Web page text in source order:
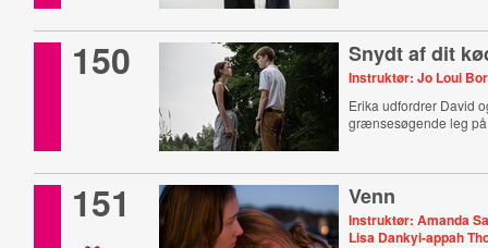
150 Snydt af dit
Instruktør: Jo Loui
Erika udfordrer David
grænsesøgende leg
151 Venn
Instruktør: Amanda
Lisa Dankyi-appah